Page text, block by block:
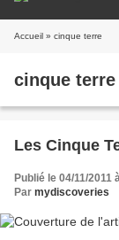
Accueil » cinque terre
cinque terre
Les Cinque
Publié le 04/11/2011
Par mydiscoveries